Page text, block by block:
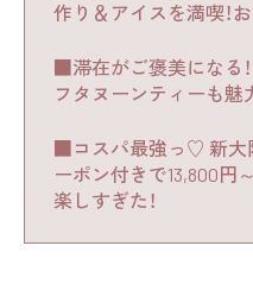
作り＆アイスを満喫！
■滞在がご褒美になる
フタヌーンティーも魅
■コスパ最強っ♡ 新大
ーポン付きで13,800円
楽しすぎた！